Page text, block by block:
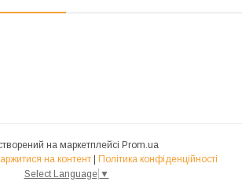
на маркетплейсі Prom.ua
на контент | Політика конфіденційності
Select Language ▼